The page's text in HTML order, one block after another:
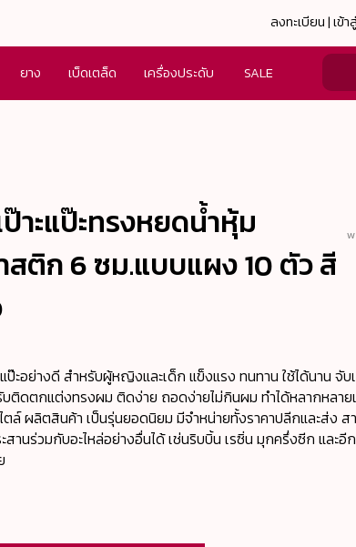
ลงทะเบียน | เข้
ยาง เบ็ดเตล็ด เครื่องประดับ SALE
าะแป๊ะทรงหยดน้ำหุ้ม
ติก 6 ซม.แบบแผง 10 ตัว สี
แป๊ะอย่างดี สำหรับผู้หญิงและเด็ก แข็งแรง ทนทาน ใช้ได้นาน จับ
บติดตกแต่งทรงผม ติดง่าย ถอดง่ายไม่กินผม ทำได้หลากหลาย
ตล์ ผลิตสินค้า เป็นรุ่นยอดนิยม มีจำหน่ายทั้งราคาปลีกและส่ง ส
สานร่วมกับอะไหล่อย่างอื่นได้ เช่นริบบิ้น เรซิ่น มุกครึ่งซีก และอีก